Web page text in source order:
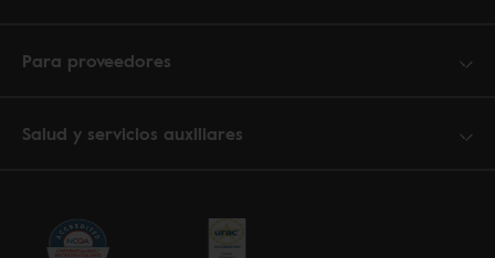
Para proveedores
Salud y servicios auxiliares